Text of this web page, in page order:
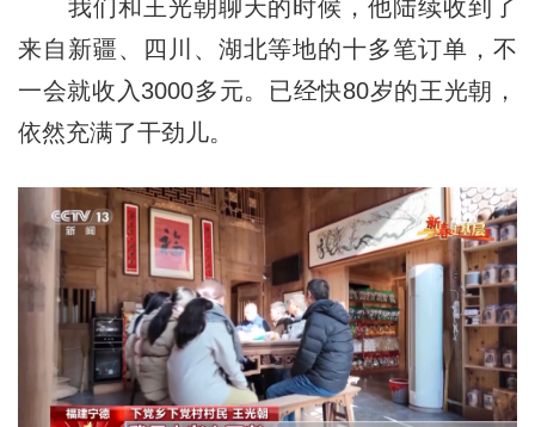
我们和王光朝聊天的时候，他陆续收到了
来自新疆、四川、湖北等地的十多笔订单，不
一会就收入3000多元。已经快80岁的王光朝，
依然充满了干劲儿。